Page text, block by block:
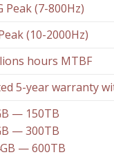
Peak (7-800Hz)
(10-2000Hz)
hours MTBF
5-year warranty
— 150TB
— 300TB
— 600TB